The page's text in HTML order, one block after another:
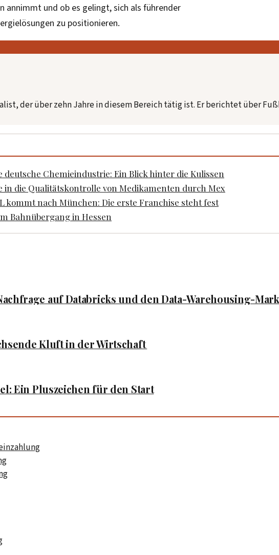
annimmt und ob es gelingt, sich als führender
zu positionieren.
der über zehn Jahre in diesem Bereich tätig ist. Er berichtet über
deutsche Chemieindustrie: Ein Blick hinter die Kulissen
in die Qualitätskontrolle von Medikamenten durch Mex
kommt nach München: Die erste Franchise steht fest
Bahnübergang in Hessen
auf Databricks und den Data-Warehousing-
Kluft in der Wirtschaft
Ein Pluszeichen für den Start